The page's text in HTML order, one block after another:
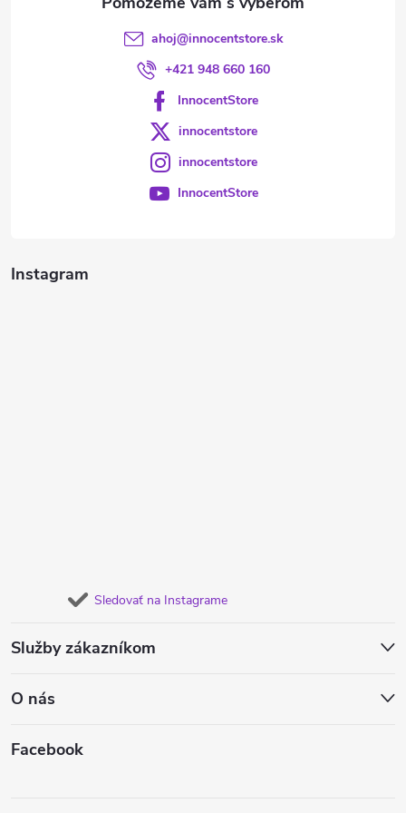
Instagram
Sledovať na Instagrame
Služby zákazníkom
O nás
Facebook
ahoj@innocentstore.sk
+421 948 660 160
InnocentStore
innocentstore
innocentstore
InnocentStore